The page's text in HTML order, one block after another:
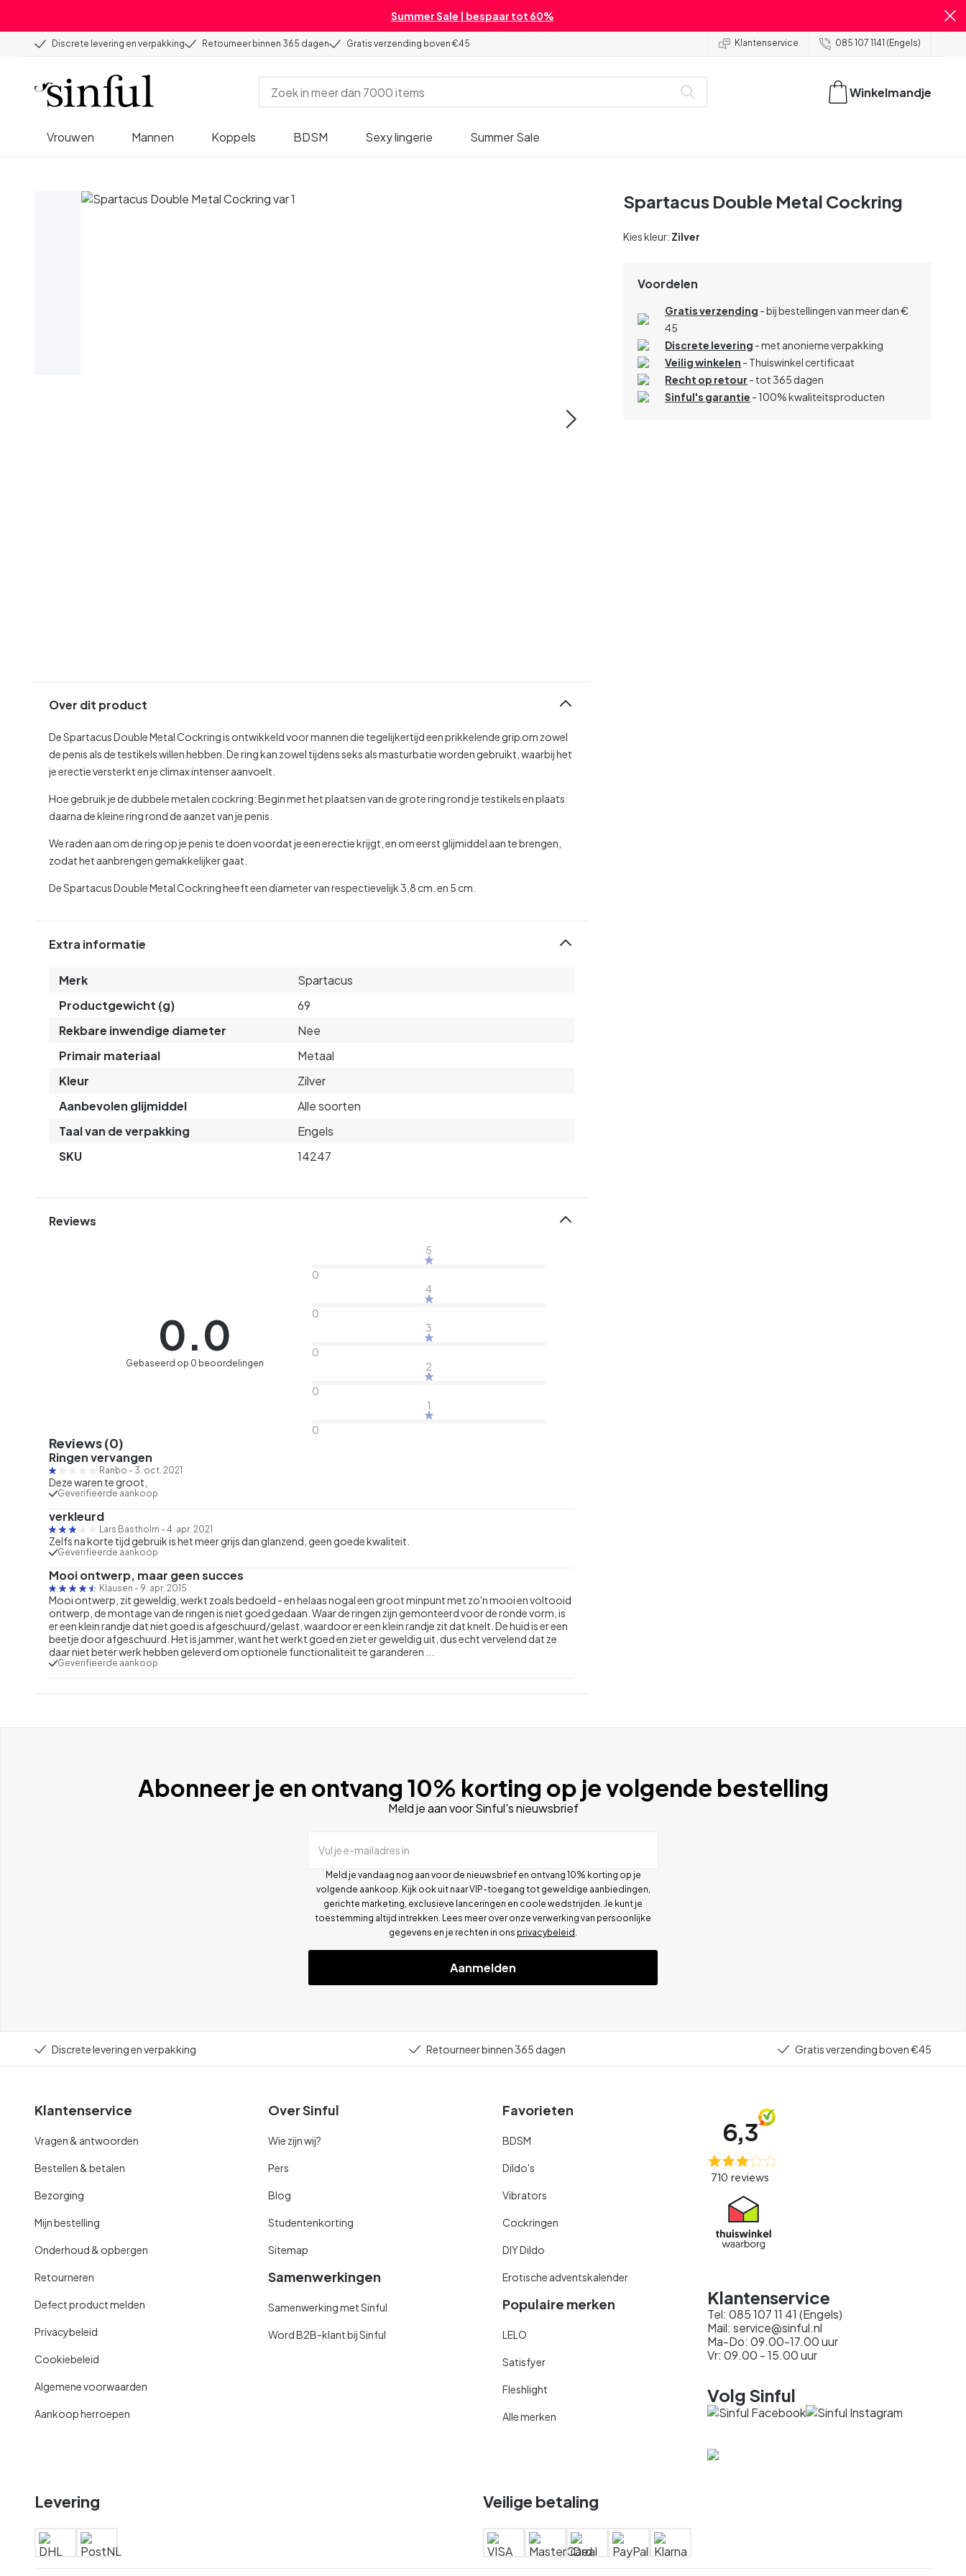
Summer Sale | bespaar tot 60%
Discrete levering en verpakking Retourneer binnen 365 dagen Gratis verzending boven €45 Klantenservice 085 107 1141 (Engels)
Vrouwen Mannen Koppels BDSM Sexy lingerie Summer Sale
Winkelmandje
Spartacus Double Metal Cockring
Kies kleur: Zilver
Voordelen
Gratis verzending - bij bestellingen van meer dan €
45
Discrete levering - met anonieme verpakking
Veilig winkelen - Thuiswinkel certificaat
Recht op retour - tot 365 dagen
Sinful's garantie - 100% kwaliteitsproducten
Over dit product
De Spartacus Double Metal Cockring is ontwikkeld voor mannen die tegelijkertijd een prikkelende grip om zowel
de penis als de testikels willen hebben. De ring kan zowel tijdens seks als masturbatie worden gebruikt, waarbij het
je erectie versterkt en je climax intenser aanvoelt.
Hoe gebruik je de dubbele metalen cockring:Begin met het plaatsen van de grote ring rond je testikels en plaats
daarna de kleine ring rond de aanzet van je penis.
We raden aan om de ring op je penis te doen voordat je een erectie krijgt, en om eerst glijmiddel aan te brengen,
zodat het aanbrengen gemakkelijker gaat.
De Spartacus Double Metal Cockring heeft een diameter van respectievelijk 3,8 cm. en 5 cm.
Extra informatie
Merk
Spartacus
Productgewicht (g)
69
Rekbare inwendige diameter
Nee
Primair materiaal
Metaal
Kleur
Zilver
Aanbevolen glijmiddel
Alle soorten
Taal van de verpakking
Engels
SKU
14247
Reviews
0.0
Gebaseerd op 0 beoordelingen
5
0
4
0
3
0
2
0
1
0
Reviews (0)
Ringen vervangen
Ranbo - 3. oct. 2021
Deze waren te groot,
Geverifieerde aankoop
verkleurd
Lars Bastholm - 4. apr. 2021
Zelfs na korte tijd gebruik is het meer grijs dan glanzend, geen goede kwaliteit.
Geverifieerde aankoop
Mooi ontwerp, maar geen succes
Klausen - 9. apr. 2015
Mooi ontwerp, zit geweldig, werkt zoals bedoeld - en helaas nogal een groot minpunt met zo'n mooi en voltooid
ontwerp, de montage van de ringen is niet goed gedaan. Waar de ringen zijn gemonteerd voor de ronde vorm, is
er een klein randje dat niet goed is afgeschuurd/gelast, waardoor er een klein randje zit dat knelt. De huid is er een
beetje door afgeschuurd. Het is jammer, want het werkt goed en ziet er geweldig uit, dus echt vervelend dat ze
daar niet beter werk hebben geleverd om optionele functionaliteit te garanderen ...
Geverifieerde aankoop
Abonneer je en ontvang 10% korting op je volgende bestelling
Meld je aan voor Sinful's nieuwsbrief
Vul je e-mailadres in
Meld je vandaag nog aan voor de nieuwsbrief en ontvang 10% korting op je
volgende aankoop. Kijk ook uit naar VIP-toegang tot geweldige aanbiedingen,
gerichte marketing, exclusieve lanceringen en coole wedstrijden. Je kunt je
toestemming altijd intrekken. Lees meer over onze verwerking van persoonlijke
gegevens en je rechten in ons privacybeleid
Aanmelden
Discrete levering en verpakking Retourneer binnen 365 dagen Gratis verzending boven €45
Klantenservice
Vragen & antwoorden
Bestellen & betalen
Bezorging
Mijn bestelling
Onderhoud & opbergen
Retourneren
Defect product melden
Privacybeleid
Cookiebeleid
Algemene voorwaarden
Aankoop herroepen
Over Sinful
Wie zijn wij?
Pers
Blog
Studentenkorting
Sitemap
Samenwerkingen
Samenwerking met Sinful
Word B2B-klant bij Sinful
Favorieten
BDSM
Dildo's
Vibrators
Cockringen
DIY Dildo
Erotische adventskalender
Populaire merken
LELO
Satisfyer
Fleshlight
Alle merken
Klantenservice
Tel: 085 107 11 41 (Engels)
Mail: service@sinful.nl
Ma-Do: 09.00-17.00 uur
Vr: 09.00 - 15.00 uur
Volg Sinful
Levering Veilige betaling